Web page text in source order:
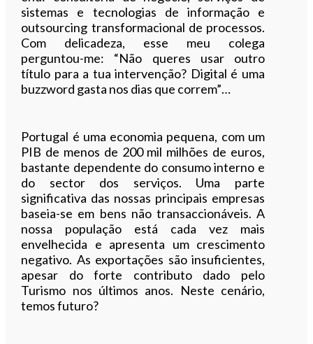
sistemas e tecnologias de informação e
outsourcing transformacional de processos.
Com delicadeza, esse meu colega
perguntou-me: “Não queres usar outro
título para a tua intervenção? Digital é uma
buzzword gasta nos dias que correm”…
Portugal é uma economia pequena, com um
PIB de menos de 200 mil milhões de euros,
bastante dependente do consumo interno e
do sector dos serviços. Uma parte
significativa das nossas principais empresas
baseia-se em bens não transaccionáveis. A
nossa população está cada vez mais
envelhecida e apresenta um crescimento
negativo. As exportações são insuficientes,
apesar do forte contributo dado pelo
Turismo nos últimos anos. Neste cenário,
temos futuro?